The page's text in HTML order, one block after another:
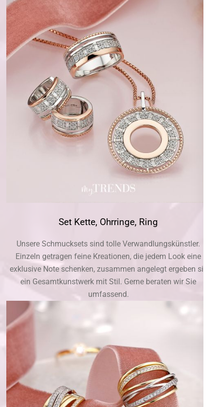
Set Kette, Ohrringe, Ring
Unsere Schmucksets sind tolle Verwandlungskünstler.
Einzeln getragen feine Kreationen, die jedem Look eine
exklusive Note schenken, zusammen angelegt ergeben sie
ein Gesamtkunstwerk mit Stil. Gerne beraten wir Sie
umfassend.